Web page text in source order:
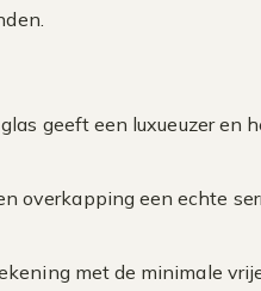
geeft een luxueuzer en
overkapping een echte
met de minimale